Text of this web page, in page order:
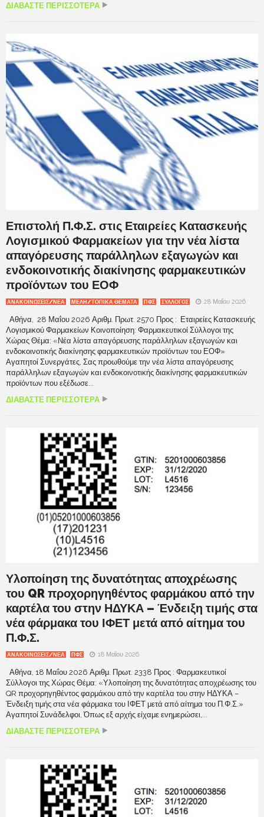
ΔΙΑΒΑΣΤΕ ΠΕΡΙΣΣΟΤΕΡΑ
Επιστολή Π.Φ.Σ. στις Εταιρείες Κατασκευής
Λογισμικού Φαρμακείων για την νέα λίστα
απαγόρευσης παράλληλων εξαγωγών και
ενδοκοινοτικής διακίνησης φαρμακευτικών
προϊόντων του ΕΟΦ
ΑΝΑΚΟΙΝΩΣΕΙΣ/ΝΕΑ ΜΕΛΗ/ΤΟΠΙΚΑ ΘΕΜΑΤΑ ΠΦΣ ΣΥΛΛΟΓΟΣ 28 Μαΐου 2026
Αθήνα, 28 Μαΐου 2026 Αριθμ. Πρωτ. 2570 Προς : Εταιρείες Κατασκευής
Λογισμικού Φαρμακείων Κοινοποίηση: Φαρμακευτικοί Σύλλογοι της
Χώρας Θέμα: «Νέα λίστα απαγόρευσης παράλληλων εξαγωγών και
ενδοκοινοτικής διακίνησης φαρμακευτικών προϊόντων του ΕΟΦ»
Αγαπητοί Συνεργάτες, Σας προωθούμε την νέα λίστα απαγόρευσης
παράλληλων εξαγωγών και ενδοκοινοτικής διακίνησης φαρμακευτικών
προϊόντων που εξέδωσε...
ΔΙΑΒΑΣΤΕ ΠΕΡΙΣΣΟΤΕΡΑ
Υλοποίηση της δυνατότητας αποχρέωσης
του QR προχορηγηθέντος φαρμάκου από την
καρτέλα του στην ΗΔΥΚΑ – Ένδειξη τιμής στα
νέα φάρμακα του ΙΦΕΤ μετά από αίτημα του
Π.Φ.Σ.
ΑΝΑΚΟΙΝΩΣΕΙΣ/ΝΕΑ ΠΦΣ 18 Μαΐου 2026
Αθήνα, 18 Μαΐου 2026 Αριθμ. Πρωτ. 2338 Προς : Φαρμακευτικοί
Σύλλογοι της Χώρας Θέμα: «Υλοποίηση της δυνατότητας αποχρέωσης του
QR προχορηγηθέντος φαρμάκου από την καρτέλα του στην ΗΔΥΚΑ –
Ένδειξη τιμής στα νέα φάρμακα του ΙΦΕΤ μετά από αίτημα του Π.Φ.Σ.»
Αγαπητοί Συνάδελφοι, Όπως εξ αρχής είχαμε ενημερώσει,...
ΔΙΑΒΑΣΤΕ ΠΕΡΙΣΣΟΤΕΡΑ